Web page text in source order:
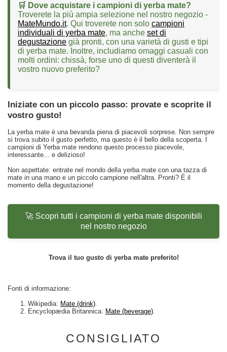
🛒 Dove acquistare i campioni di yerba mate?
Troverete la più ampia selezione nel nostro negozio -
MateMundo.it. Qui troverete non solo campioni
individuali di yerba mate, ma anche set di
degustazione già pronti, con una varietà di gusti e tipi
di yerba mate. Inoltre, includiamo omaggi casuali con
molti ordini: chissà, forse uno di questi diventerà il
vostro nuovo preferito?
Iniziate con un piccolo passo: provate e scoprite il
vostro gusto!
La yerba mate è una bevanda piena di piacevoli sorprese. Non sempre
si trova subito il gusto perfetto, ma questo è il bello della scoperta. I
campioni di Yerba mate rendono questo processo piacevole,
interessante... e delizioso!
Non aspettate: entrate nel mondo della yerba mate con una tazza di
mate in una mano e un piccolo campione nell'altra. Pronti? È il
momento della degustazione!
🚀 Scopri tutti i campioni di yerba mate disponibili
nel nostro negozio
Trova il tuo gusto di yerba mate preferito!
Fonti di informazione:
Wikipedia: Mate (drink)
Encyclopædia Britannica: Mate (beverage)
CONSIGLIATO